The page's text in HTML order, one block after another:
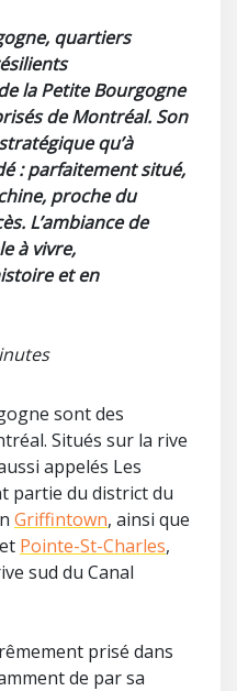
quartiers
la Petite Bourgogne
de Montréal. Son
qu’à
: parfaitement situé,
proche du
L’ambiance de
à vivre,
et en
sont des
Situés sur la rive
appelés Les
partie du district du
Griffintown, ainsi que
et Pointe-St-Charles,
sud du Canal
prisé dans
de par sa